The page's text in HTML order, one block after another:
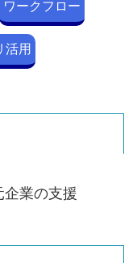
ワークフロー
活用
企業の支援